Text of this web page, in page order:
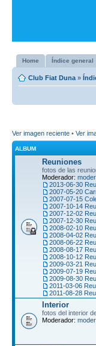
Home Índice general
Club Fiat Duna »
Ver imagen reciente • Ver
ALBUM
Reuniones
fotos de las
Moderador:
2013-06-30
2007-05-20
2007-07-15
2007-10-14
2007-12-02
2007-12-30
2008-02-10
2008-04-02
2008-06-22
2008-08-17
2008-10-12
2009-03-21
2009-07-19
2009-08-30
2011-03-06
2011-08-28
Interior
fotos del interior
Moderador: